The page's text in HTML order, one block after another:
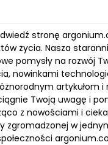
stronę
życia. Nasza
pomysły na rozwój
nowinkami
artykułom i
Twoją uwagę i
z nowościami i
zgromadzonej w